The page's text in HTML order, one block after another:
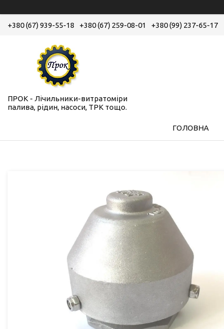
+380 (67) 939-55-18 +380 (67) 259-08-01 +380 (99) 237-65-17
ПРОК - Лічильники-витратоміри
палива, рідин, насоси, ТРК тощо.
ГОЛОВНА